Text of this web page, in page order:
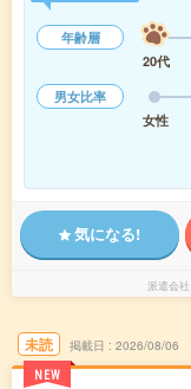
年齢層
20代
男女比率
女性
気になる!
派遣会社
未読
NEW
掲載日 2026/08/06